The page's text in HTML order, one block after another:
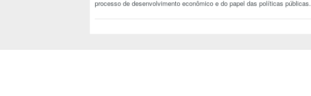
processo de desenvolvimento econômico e do papel das políticas públicas.